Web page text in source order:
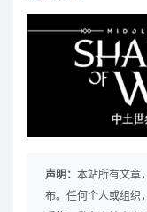
声明： 本站所有文章
布。任何个人或组织